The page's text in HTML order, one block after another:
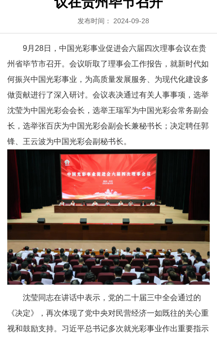
发布时间： 2024-09-28
9月 28日，中国光彩事业促进会六届四次理事会议在贵
州省毕节市召开。会议听取了理事会工作报告，就新时代如
何振兴中国光彩事业，为高质量发展服务、为现代化建设多
做贡献进行了深入研讨。会议表决通过有关人事事项，选举
沈莹为中国光彩会会长，选举王瑞军为中国光彩会常务副会
长，选举张百庆为中国光彩会副会长兼秘书长；决定聘任郭
锋、王云波为中国光彩会副秘书长。
沈莹同志在讲话中表示，党的二十届三中全会通过的
《决定》，再次体现了党中央对民营经济一如既往的关心重
视和鼓励支持。习近平总书记多次就光彩事业作出重要指示